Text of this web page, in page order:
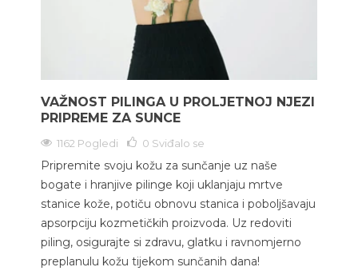
VAŽNOST PILINGA U PROLJETNOJ NJEZI
PRIPREME ZA SUNCE
1162 Pogledi 0 Sviđalo se
Pripremite svoju kožu za sunčanje uz naše
bogate i hranjive pilinge koji uklanjaju mrtve
stanice kože, potiču obnovu stanica i poboljšavaju
apsorpciju kozmetičkih proizvoda. Uz redoviti
piling, osigurajte si zdravu, glatku i ravnomjerno
preplanulu kožu tijekom sunčanih dana!